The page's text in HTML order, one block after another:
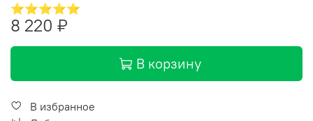
⭐⭐⭐⭐⭐
8 220 ₽
В корзину
В избранное